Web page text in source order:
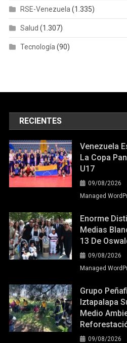
RSE-Venezuela (1.335)
Salud (1.307)
Tecnología (90)
RECIENTES
Venezuela
La Copa
U17
09/08/2026
Managed
Enorme
Medias
13 De
09/08/2026
Managed
Grupo
Iztapalapa
Medio
09/08/2026